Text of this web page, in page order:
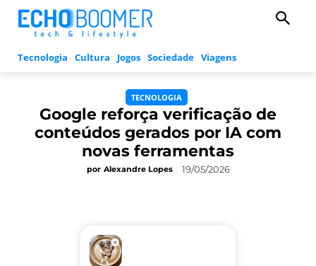
Tecnologia Cultura Jogos Sociedade Viagens
TECNOLOGIA
Google reforça verificação de
conteúdos gerados por IA com
novas ferramentas
por Alexandre Lopes 19/05/2026